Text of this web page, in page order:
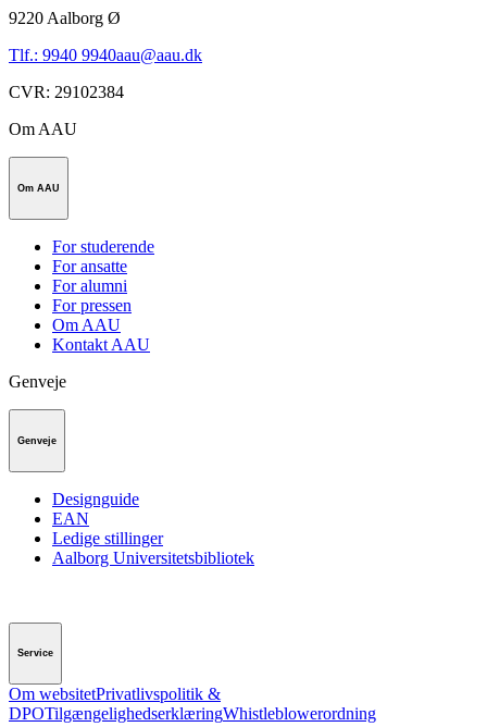
9220 Aalborg Ø
Tlf.: 9940 9940aau@aau.dk
CVR: 29102384
Om AAU
Om AAU
For studerende
For ansatte
For alumni
For pressen
Om AAU
Kontakt AAU
Genveje
Genveje
Designguide
EAN
Ledige stillinger
Aalborg Universitetsbibliotek
Service
Om websitetPrivatlivspolitik &
DPOTilgængelighedserklæringWhistleblowerordning